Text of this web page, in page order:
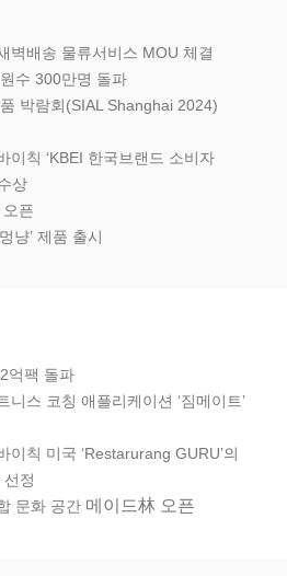
벽배송 물류서비스 MOU 체결
수 300만명 돌파
박람회(SIAL Shanghai 2024)
이칙 ‘KBEI 한국브랜드 소비자
상
픈
냥’ 제품 출시
억팩 돌파
니스 코칭 애플리케이션 ‘짐메이트’
이칙 미국 ‘Restarurang GURU’의
정
문화 공간 메이드林 오픈